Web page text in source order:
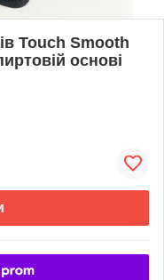
Touch Smooth
основі